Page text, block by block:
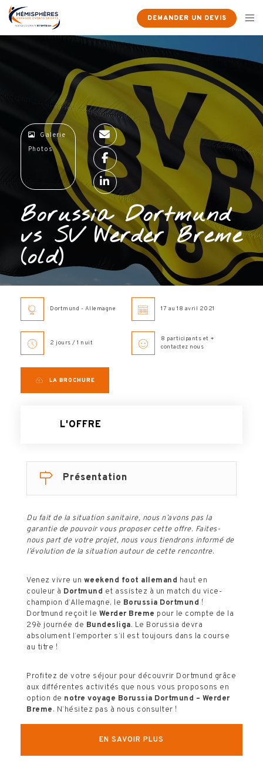
DEMANDER UN DEVIS
Galerie
Photos
Borussia Dortmund
vs SV Werder Breme
(old)
Dortmund - Allemagne 17 au 18 avril 2021
2 jours / 1 nuit
8 participants et +
contactez nous
LA BROCHURE
L'OFFRE
Présentation
Du fait de la situation sanitaire, nous n’avons pas la
garantie de pouvoir vous proposer cette offre. Faites-
nous part de votre projet, nous vous tiendrons informé de
l’évolution de la situation autour de cette rencontre.
Venez vivre un weekend foot allemand haut en
couleur à Dortmund et assistez à un match du vice-
champion d’Allemagne, le Borussia Dortmund !
Dortmund reçoit le Werder Breme pour le compte de la
29è journée de Bundesliga. Le Borussia devra
absolument l’emporter s’il est toujours dans la course
au titre !
Profitez de votre séjour pour découvrir Dortmund grâce
aux différentes activités que nous vous proposons en
option de notre voyage Borussia Dortmund – Werder
Breme. N’hésitez pas à nous consulter !
EN SAVOIR PLUS
×